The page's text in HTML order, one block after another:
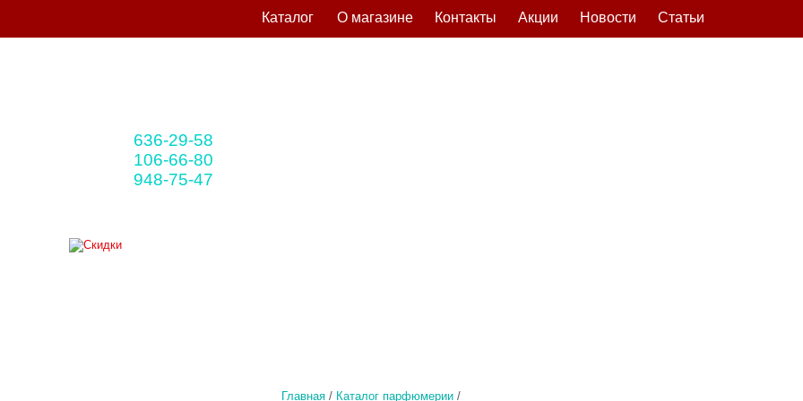
Главная / Каталог парфюмерии /
636-29-58
106-66-80
948-75-47
Статьи
Новости
Акции
Контакты
О магазине
Каталог